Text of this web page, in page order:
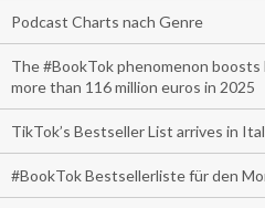
Podcast Charts nach Genre
The #BookTok phenomenon
more than 116 million euros in 2025
TikTok’s Bestseller List arrives in
#BookTok Bestsellerliste für den